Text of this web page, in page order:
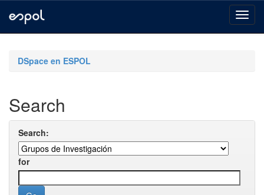
navigationDSpace en ESPOL
Search
Search:
for